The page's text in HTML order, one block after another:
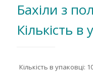
Бахіли з
Кількість
Кількість в упаковці: